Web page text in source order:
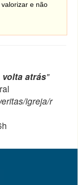
e não
atrás"
igreja/r